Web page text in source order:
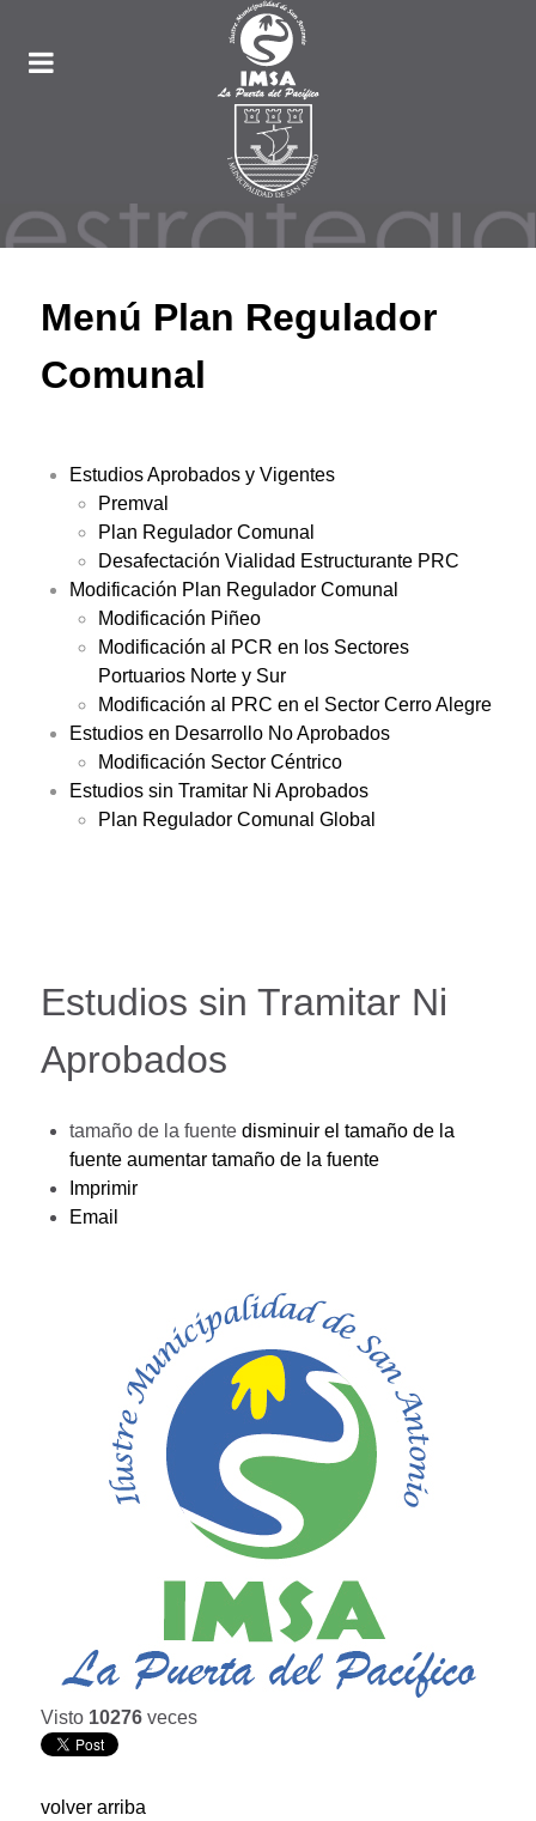
Menú Plan Regulador
Comunal
Estudios Aprobados y Vigentes
Premval
Plan Regulador Comunal
Desafectación Vialidad Estructurante PRC
Modificación Plan Regulador Comunal
Modificación Piñeo
Modificación al PCR en los Sectores
Portuarios Norte y Sur
Modificación al PRC en el Sector Cerro Alegre
Estudios en Desarrollo No Aprobados
Modificación Sector Céntrico
Estudios sin Tramitar Ni Aprobados
Plan Regulador Comunal Global
Estudios sin Tramitar Ni
Aprobados
tamaño de la fuente disminuir el tamaño de la
fuente aumentar tamaño de la fuente
Imprimir
Email
Visto 10276 veces
volver arriba